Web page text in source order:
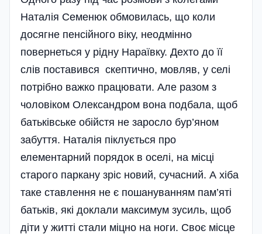
Наталія Семенюк обмовилась, що коли
досягне пенсійного віку, неодмінно
повернеться у рідну Нараївку. Дехто до її
слів поставився скептично, мовляв, у селі
потрібно важко працювати. Але разом з
чоловіком Олександром вона подбала, щоб
батьківське обійстя не заросло бур’я­ном
забуття. Наталія піклується про
елементарний порядок в оселі, на місці
старого паркану зріс новий, сучасний. А хіба
таке ставлення не є пошануванням пам’яті
батьків, які доклали максимум зусиль, щоб
діти у житті стали міцно на ноги. Своє місце